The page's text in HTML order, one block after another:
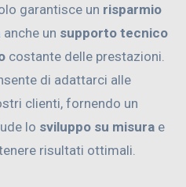
garantisce un risparmio
un supporto tecnico
costante delle prestazioni.
di adattarci alle
clienti, fornendo un
lo sviluppo su misura e
risultati ottimali.